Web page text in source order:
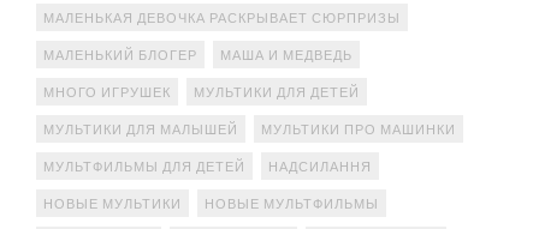
МАЛЕНЬКАЯ ДЕВОЧКА РАСКРЫВАЕТ СЮРПРИЗЫ
МАЛЕНЬКИЙ БЛОГЕР МАША И МЕДВЕДЬ
МНОГО ИГРУШЕК МУЛЬТИКИ ДЛЯ ДЕТЕЙ
МУЛЬТИКИ ДЛЯ МАЛЫШЕЙ МУЛЬТИКИ ПРО МАШИНКИ
МУЛЬТФИЛЬМЫ ДЛЯ ДЕТЕЙ НАДСИЛАННЯ
НОВЫЕ МУЛЬТИКИ НОВЫЕ МУЛЬТФИЛЬМЫ